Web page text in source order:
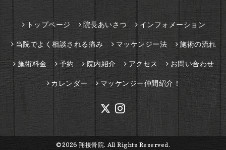
トップページ 院長あいさつ インフォメーション
当院でよく相談される痛み マッケンジー法 施術の流れ
施術料金 予約 院内紹介 アクセス お問い合わせ
カレンダー マッケンジー仲間紹介！
©2026 翔接骨院. All Rights Reserved.